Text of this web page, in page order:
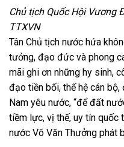
Chủ tịch Quốc Hội Vương
TTXVN
Tân Chủ tịch nước hứa
tưởng, đạo đức và phong
mãi ghi ơn những hy sinh,
đạo tiền bối, thế hệ cán
Nam yêu nước, “để đất
tiềm lực, vị thế, uy tín quốc
nước Võ Văn Thưởng phát